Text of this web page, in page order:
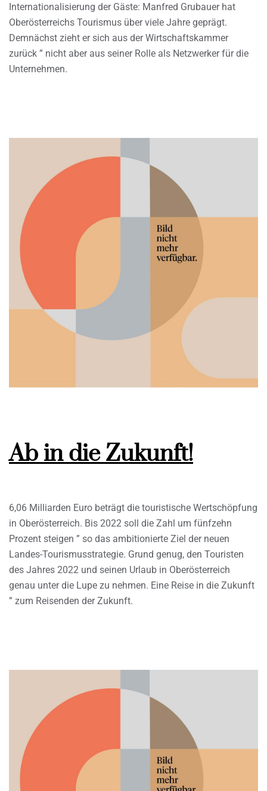
Internationalisierung der Gäste: Manfred Grubauer hat
Oberösterreichs Tourismus über viele Jahre geprägt.
Demnächst zieht er sich aus der Wirtschaftskammer
zurück ” nicht aber aus seiner Rolle als Netzwerker für die
Unternehmen.
Ab in die Zukunft!
6,06 Milliarden Euro beträgt die touristische Wertschöpfung
in Oberösterreich. Bis 2022 soll die Zahl um fünfzehn
Prozent steigen ” so das ambitionierte Ziel der neuen
Landes-Tourismusstrategie. Grund genug, den Touristen
des Jahres 2022 und seinen Urlaub in Oberösterreich
genau unter die Lupe zu nehmen. Eine Reise in die Zukunft
” zum Reisenden der Zukunft.